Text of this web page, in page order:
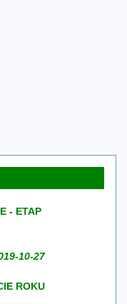
- ETAP
10-27
ROKU